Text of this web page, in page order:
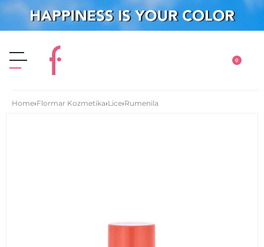
0
Home›Flormar Kozmetika›Lice›Rumenila